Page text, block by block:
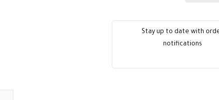
Stay up to date with
notifications